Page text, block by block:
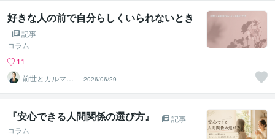
好きな人の前で自分らしくいられないとき
記事
コラム
11
前世とカルマの
翻訳者 Haku
2026/06/29
『安心できる人間関係の選び方』
記事
コラム